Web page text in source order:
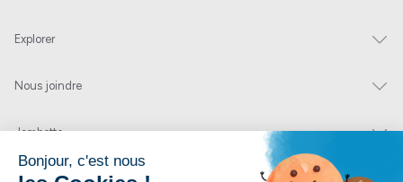
Explorer
Nous joindre
Jambette